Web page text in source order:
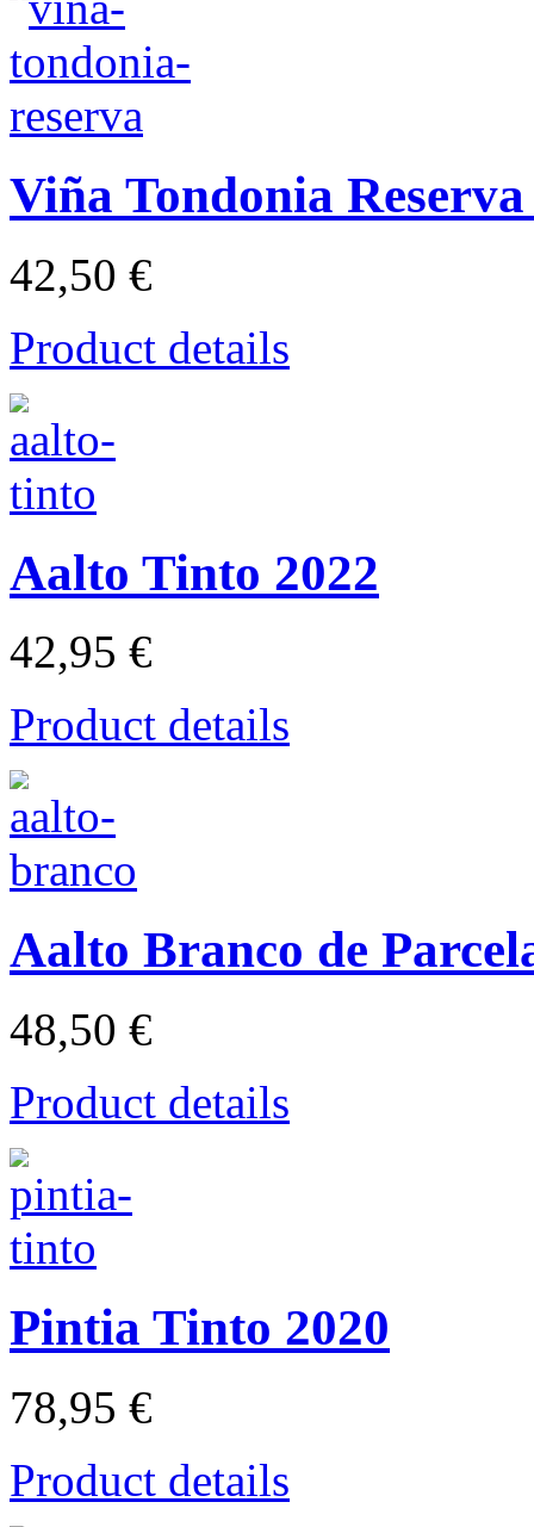
Viña Tondonia Reserva
42,50 €
Product details
Aalto Tinto 2022
42,95 €
Product details
Aalto Branco de
48,50 €
Product details
Pintia Tinto 2020
78,95 €
Product details